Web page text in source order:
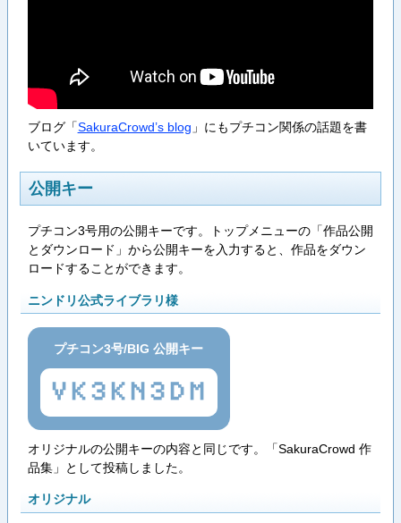
ブログ「SakuraCrowd’s blog 」にもプチコン関係の話題を書
いています。
公開キー
プチコン3号用の公開キーです。トップメニューの「作品公開
とダウンロード」から公開キーを入力すると、作品をダウン
ロードすることができます。
ニンドリ公式ライブラリ様
プチコン3号/BIG 公開キー
VK3KN3DM
オリジナルの公開キーの内容と同じです。「SakuraCrowd 作
品集」として投稿しました。
オリジナル